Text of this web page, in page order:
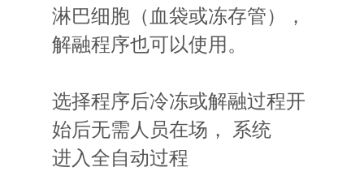
淋巴细胞 （ 血袋或冻存管）
，
解融程序也可以使用。
选择程序后冷冻或解融过程开
始后无需人员在场 ， 系统
进入全自动过程